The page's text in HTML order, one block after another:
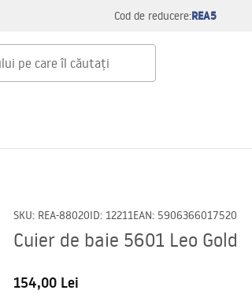
Cod de reducere:REA5
SKU: REA-88020ID: 12211EAN: 5906366017520
Cuier de baie 5601 Leo Gold
154,00 Lei